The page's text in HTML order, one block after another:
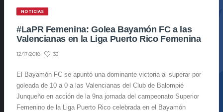
NOTICIAS
#LaPR Femenina: Golea Bayamón FC a las
Valencianas en la Liga Puerto Rico Femenina
12/17/2018 33
El Bayamón FC se apuntó una dominante victoria al superar por
goleada de 10 a 0 a las Valencianas del Club de Balompié
Junqueño en acción de la 9na jornada del campeonato Superior
Femenino de la Liga Puerto Rico celebrada en el Bayamón